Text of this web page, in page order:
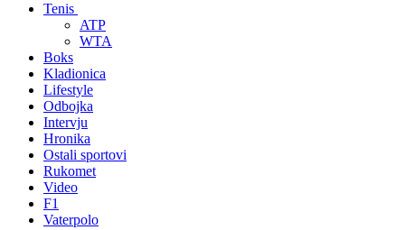
Tenis
ATP
WTA
Boks
Kladionica
Lifestyle
Odbojka
Intervju
Hronika
Ostali sportovi
Rukomet
Video
F1
Vaterpolo